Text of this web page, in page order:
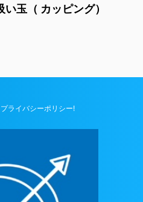
い玉（ カッピング）
プライバシーポリシー!